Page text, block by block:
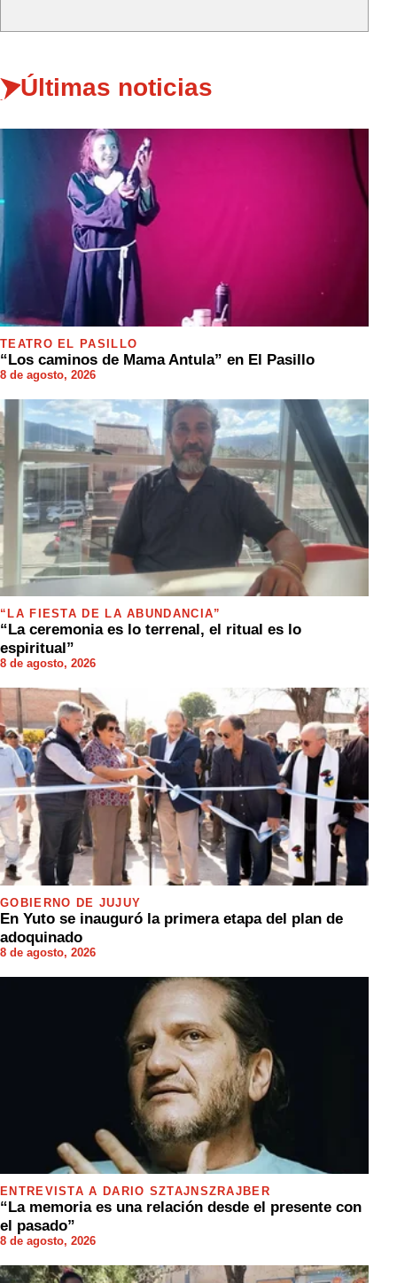
Últimas noticias
TEATRO EL PASILLO
“Los caminos de Mama Antula” en El Pasillo
8 de agosto, 2026
“LA FIESTA DE LA ABUNDANCIA”
“La ceremonia es lo terrenal, el ritual es lo
espiritual”
8 de agosto, 2026
GOBIERNO DE JUJUY
En Yuto se inauguró la primera etapa del plan de
adoquinado
8 de agosto, 2026
ENTREVISTA A DARIO SZTAJNSZRAJBER
“La memoria es una relación desde el presente con
el pasado”
8 de agosto, 2026